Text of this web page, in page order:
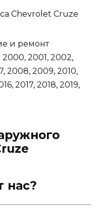
Chevrolet Cruze
и ремонт
2001, 2002,
2008, 2009, 2010,
2017, 2018, 2019,
нас?